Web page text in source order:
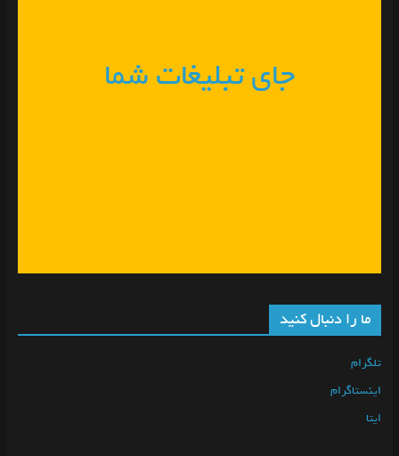
جای تبلیغات شما
ما را دنبال کنید
تلگرام
اینستاگرام
ایتا